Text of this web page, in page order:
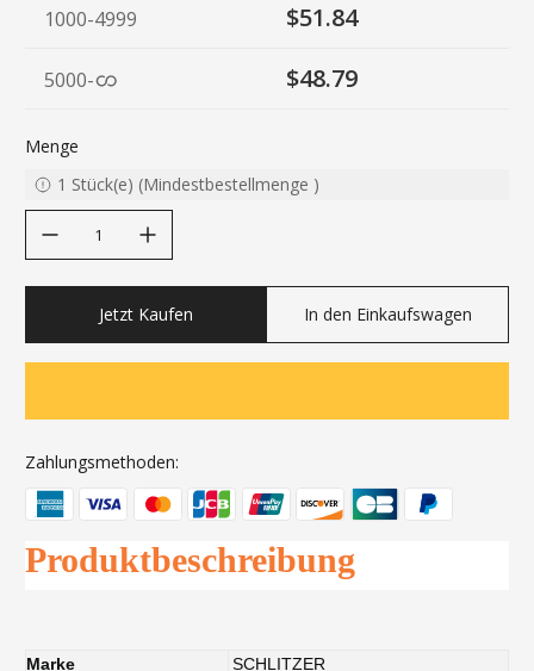
1000-4999 $51.84
5000- $48.79
Menge
1 Stück(e) (Mindestbestellmenge )
Jetzt Kaufen In den Einkaufswagen
Zahlungsmethoden:
Produktbeschreibung
Marke SCHLITZER